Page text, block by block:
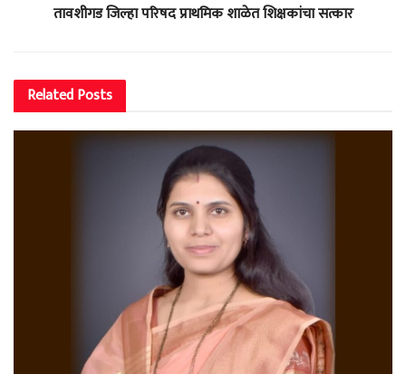
तावशीगड जिल्हा परिषद प्राथमिक शाळेत शिक्षकांचा सत्कार
RelatedPosts